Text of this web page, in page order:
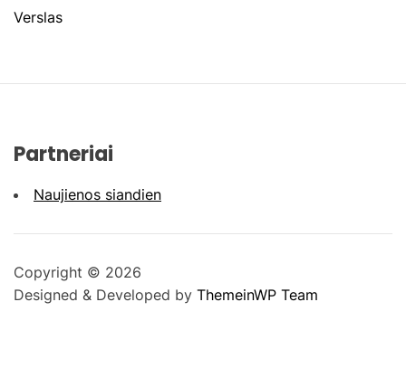
Verslas
Partneriai
Naujienos siandien
Copyright © 2026
Designed & Developed by ThemeinWP Team